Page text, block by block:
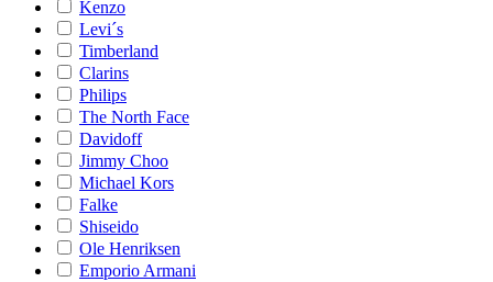
Kenzo
Levi´s
Timberland
Clarins
Philips
The North Face
Davidoff
Jimmy Choo
Michael Kors
Falke
Shiseido
Ole Henriksen
Emporio Armani